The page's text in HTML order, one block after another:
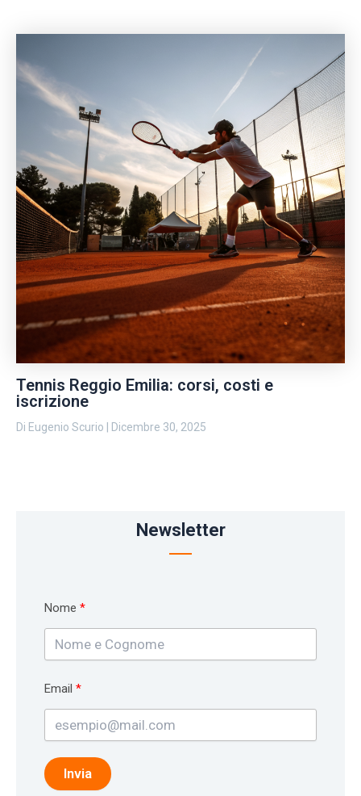
Tennis Reggio Emilia: corsi, costi e
iscrizione
Di Eugenio Scurio Dicembre 30, 2025
Newsletter
Nome
Email
Invia